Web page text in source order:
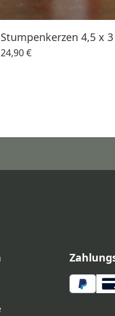
Stumpenkerzen 4,5 x
24,90 €